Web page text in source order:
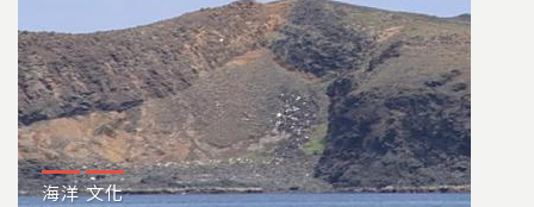
海洋 文化